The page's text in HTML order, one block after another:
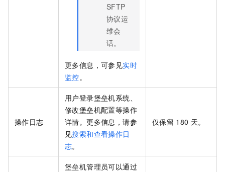
SFTP
协议运
维会
话。
更多信息，可参见实时
监控。
操作日志
用户登录堡垒机系统、
修改堡垒机配置等操作
详情。更多信息，请参
见搜索和查看操作日
志。
仅保留 180 天。
堡垒机管理员可以通过